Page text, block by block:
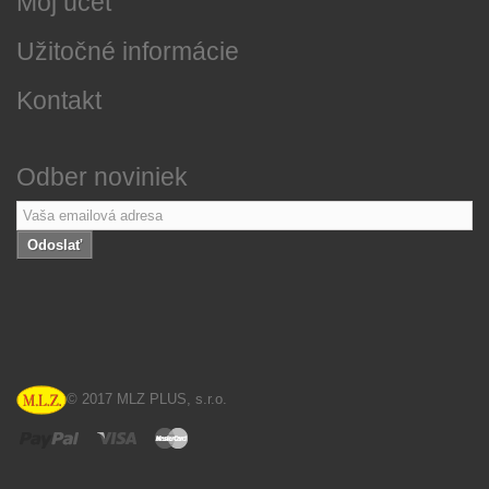
Užitočné informácie
Kontakt
Odber noviniek
Odoslať
© 2017 MLZ PLUS, s.r.o.